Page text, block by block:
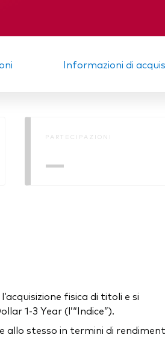
Informazioni di
PARTECIPAZIONI
—
fisica di titoli e si
1-3 Year (l’“Indice”).
allo stesso in termini di